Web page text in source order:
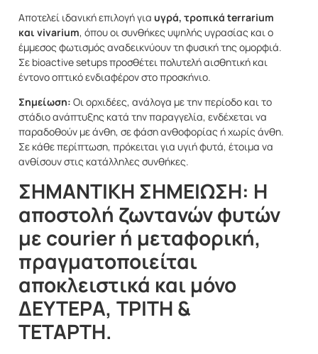
Αποτελεί ιδανική επιλογή για υγρά, τροπικά terrarium
και vivarium, όπου οι συνθήκες υψηλής υγρασίας και ο
έμμεσος φωτισμός αναδεικνύουν τη φυσική της ομορφιά.
Σε bioactive setups προσθέτει πολυτελή αισθητική και
έντονο οπτικό ενδιαφέρον στο προσκήνιο.
Σημείωση: Οι ορχιδέες, ανάλογα με την περίοδο και το
στάδιο ανάπτυξης κατά την παραγγελία, ενδέχεται να
παραδοθούν με άνθη, σε φάση ανθοφορίας ή χωρίς άνθη.
Σε κάθε περίπτωση, πρόκειται για υγιή φυτά, έτοιμα να
ανθίσουν στις κατάλληλες συνθήκες.
ΣΗΜΑΝΤΙΚΗ ΣΗΜΕΙΩΣΗ: Η
αποστολή ζωντανών φυτών
με courier ή μεταφορική,
πραγματοποιείται
αποκλειστικά και μόνο
ΔΕΥΤΕΡΑ, ΤΡΙΤΗ &
ΤΕΤΑΡΤΗ.